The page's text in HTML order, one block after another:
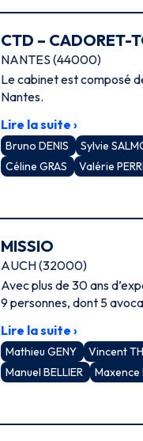
CTD – CADORET-
NANTES (44000)
Le cabinet est composé
Nantes.
Lire la suite ›
Bruno DENIS Sylvie
Céline GRAS
Valérie
MISSIO
AUCH (32000)
Avec plus de 30 ans
9 personnes, dont 5
Lire la suite ›
Mathieu GENY Vincent
Manuel BELLIER
Maxence